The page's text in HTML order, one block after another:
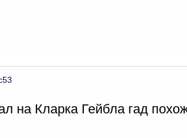
на Кларка Гейбла гад